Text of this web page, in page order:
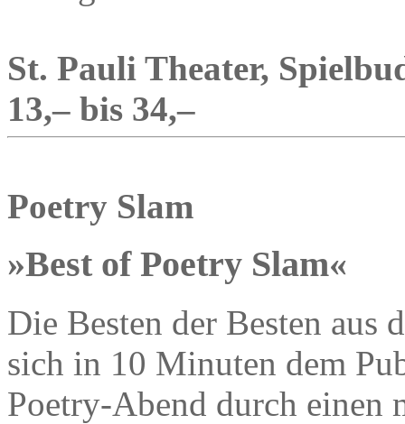
St. Pauli Theater,
13,– bis 34,–
Poetry Slam
»Best of Poetry Slam«
Die Besten der Besten aus
sich in 10 Minuten dem
Poetry-Abend durch einen